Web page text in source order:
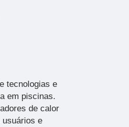
tecnologias e
em piscinas.
de calor
usuários e